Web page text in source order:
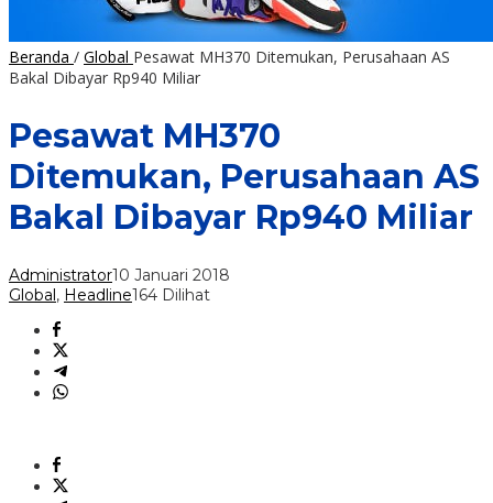
Beranda / Global Pesawat MH370 Ditemukan, Perusahaan AS
Bakal Dibayar Rp940 Miliar
Pesawat MH370
Ditemukan, Perusahaan AS
Bakal Dibayar Rp940 Miliar
Administrator10 Januari 2018
Global, Headline164 Dilihat